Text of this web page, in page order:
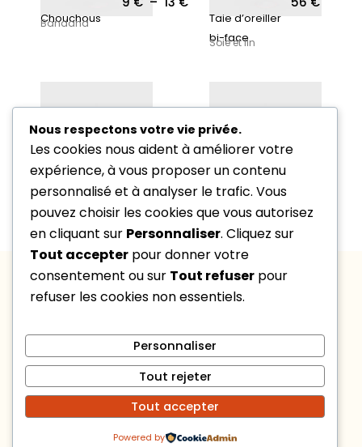
Chouchous
Plage de prix : 9 € à 13 €
Bandana
Taie d’oreiller
bi-face
Soie et lin
Chouchous
9€– 13€
Plage de prix : 9 € à 13 €
Masque de nuit
NOUS
CONTACTER
69
vendredi : 9h
À PROPOS
DE NOUS
boutique
rendez-vous
Engagements
INFORMATIONS
LÉGALES
Mention
Politique de
confidentialité
Vos
préférences
cookies
Nous respectons votre vie privée.
Les cookies nous aident à améliorer votre
expérience, à vous proposer un contenu
personnalisé et à analyser le trafic. Vous
pouvez choisir les cookies que vous autorisez
en cliquant sur Personnaliser. Cliquez sur
Tout accepter pour donner votre
consentement ou sur Tout refuser pour
refuser les cookies non essentiels.
Personnaliser
Tout rejeter
Tout accepter
Powered by